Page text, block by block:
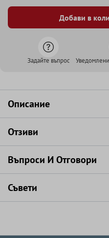
Добави в
Задайте въпрос
Описание
Отзиви
Въпроси И Отговори
Съвети